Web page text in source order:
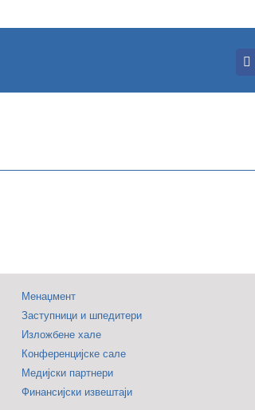
до
Менаџмент
Заступници и шпедитери
Изложбене хале
Конференцијске сале
Медијски партнери
Финансијски извештаји